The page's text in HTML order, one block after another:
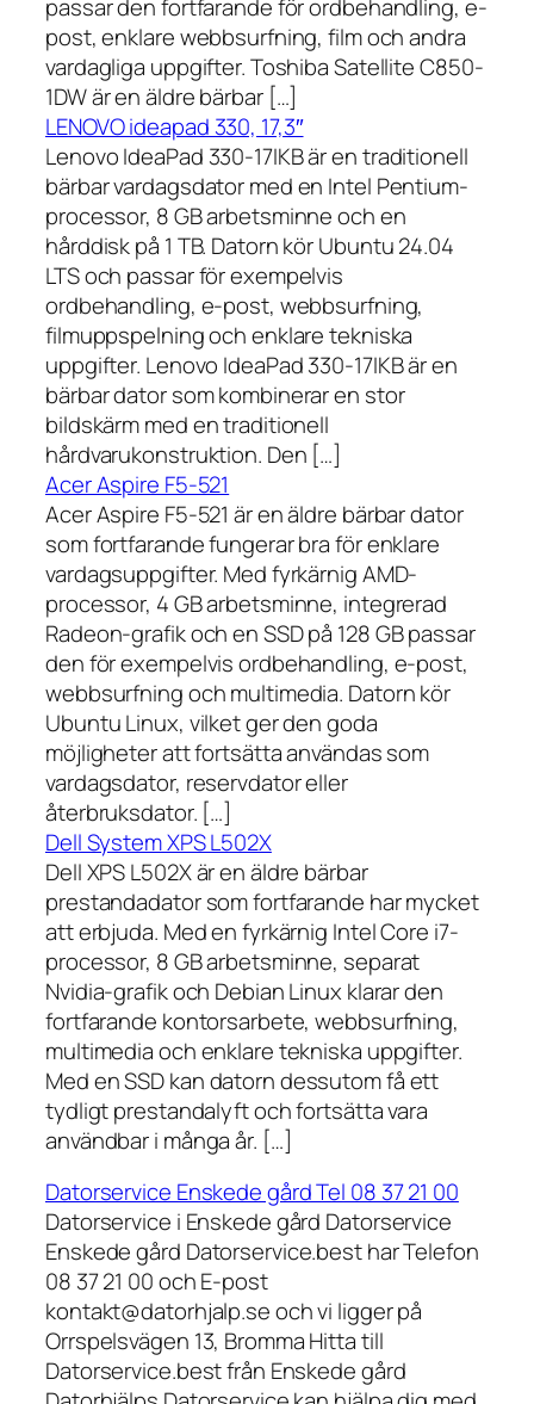
passar den fortfarande för ordbehandling, e-
post, enklare webbsurfning, film och andra
vardagliga uppgifter. Toshiba Satellite C850-
1DW är en äldre bärbar […]
LENOVO ideapad 330, 17,3″
Lenovo IdeaPad 330-17IKB är en traditionell
bärbar vardagsdator med en Intel Pentium-
processor, 8 GB arbetsminne och en
hårddisk på 1 TB. Datorn kör Ubuntu 24.04
LTS och passar för exempelvis
ordbehandling, e-post, webbsurfning,
filmuppspelning och enklare tekniska
uppgifter. Lenovo IdeaPad 330-17IKB är en
bärbar dator som kombinerar en stor
bildskärm med en traditionell
hårdvarukonstruktion. Den […]
Acer Aspire F5-521
Acer Aspire F5-521 är en äldre bärbar dator
som fortfarande fungerar bra för enklare
vardagsuppgifter. Med fyrkärnig AMD-
processor, 4 GB arbetsminne, integrerad
Radeon-grafik och en SSD på 128 GB passar
den för exempelvis ordbehandling, e-post,
webbsurfning och multimedia. Datorn kör
Ubuntu Linux, vilket ger den goda
möjligheter att fortsätta användas som
vardagsdator, reservdator eller
återbruksdator. […]
Dell System XPS L502X
Dell XPS L502X är en äldre bärbar
prestandadator som fortfarande har mycket
att erbjuda. Med en fyrkärnig Intel Core i7-
processor, 8 GB arbetsminne, separat
Nvidia-grafik och Debian Linux klarar den
fortfarande kontorsarbete, webbsurfning,
multimedia och enklare tekniska uppgifter.
Med en SSD kan datorn dessutom få ett
tydligt prestandalyft och fortsätta vara
användbar i många år. […]
Datorservice Enskede gård Tel 08 37 21 00
Datorservice i Enskede gård Datorservice
Enskede gård Datorservice.best har Telefon
08 37 21 00 och E-post
kontakt@datorhjalp.se och vi ligger på
Orrspelsvägen 13, Bromma Hitta till
Datorservice.best från Enskede gård